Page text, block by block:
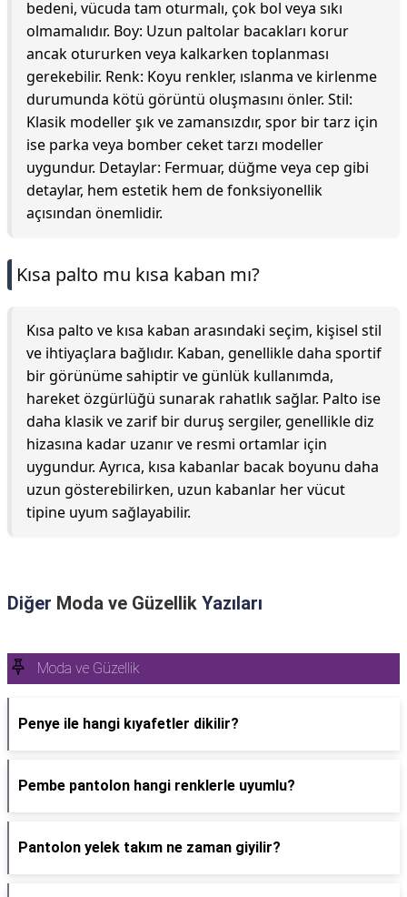
bedeni, vücuda tam oturmalı, çok bol veya sıkı
olmamalıdır. Boy: Uzun paltolar bacakları korur
ancak otururken veya kalkarken toplanması
gerekebilir. Renk: Koyu renkler, ıslanma ve kirlenme
durumunda kötü görüntü oluşmasını önler. Stil:
Klasik modeller şık ve zamansızdır, spor bir tarz için
ise parka veya bomber ceket tarzı modeller
uygundur. Detaylar: Fermuar, düğme veya cep gibi
detaylar, hem estetik hem de fonksiyonellik
açısından önemlidir.
Kısa palto mu kısa kaban mı?
Kısa palto ve kısa kaban arasındaki seçim, kişisel stil
ve ihtiyaçlara bağlıdır. Kaban, genellikle daha sportif
bir görünüme sahiptir ve günlük kullanımda,
hareket özgürlüğü sunarak rahatlık sağlar. Palto ise
daha klasik ve zarif bir duruş sergiler, genellikle diz
hizasına kadar uzanır ve resmi ortamlar için
uygundur. Ayrıca, kısa kabanlar bacak boyunu daha
uzun gösterebilirken, uzun kabanlar her vücut
tipine uyum sağlayabilir.
Diğer Moda ve Güzellik Yazıları
Moda ve Güzellik
Penye ile hangi kıyafetler dikilir?
Pembe pantolon hangi renklerle uyumlu?
Pantolon yelek takım ne zaman giyilir?